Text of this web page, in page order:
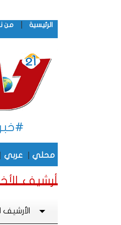
الرئيسية من
محلي عربي
أرشيف
الأرشيف